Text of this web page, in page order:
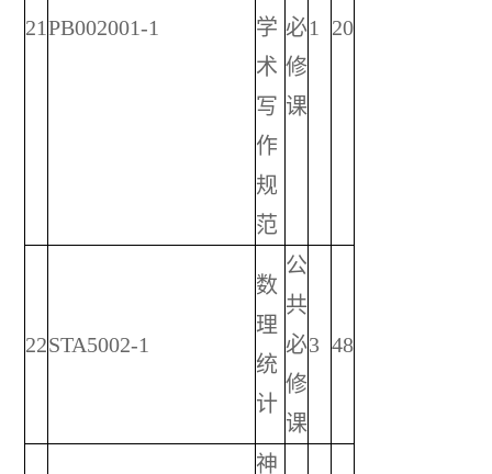
21 PB002001-1
学
术
写
作
规
范
必
修
课
1 20
22STA5002-1
数
理
统
计
公
共
必
修
课
3 48
神